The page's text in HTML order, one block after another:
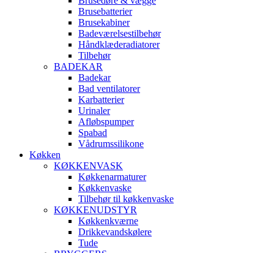
Brusebatterier
Brusekabiner
Badeværelsestilbehør
Håndklæderadiatorer
Tilbehør
BADEKAR
Badekar
Bad ventilatorer
Karbatterier
Urinaler
Afløbspumper
Spabad
Vådrumssilikone
Køkken
KØKKENVASK
Køkkenarmaturer
Køkkenvaske
Tilbehør til køkkenvaske
KØKKENUDSTYR
Køkkenkværne
Drikkevandskølere
Tude